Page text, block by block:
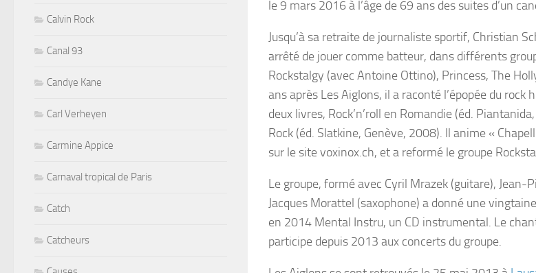
le9 mars 2016à l’âge de 69 ans des suites d’un
Jusqu’à sa retraite de journaliste sportif, Christian
arrêté de jouer comme batteur, dans différents
Rockstalgy (avec Antoine Ottino), Princess, The
ans après Les Aiglons, il a raconté l’épopée du
deux livres, Rock’n’roll en Romandie (éd.
Rock (éd. Slatkine, Genève, 2008). Il anime «
sur le site voxinox.ch, et a reformé le groupe
Le groupe, formé avec Cyril Mrazek (guitare), Jean-
Jacques Morattel (saxophone) a donné une
en 2014 Mental Instru, un CD instrumental. Le
participe depuis 2013 aux concerts du groupe.
Calvin Rock
Canal 93
Candye Kane
Carl Verheyen
Carmine Appice
Carnaval tropical de Paris
Catch
Catcheurs